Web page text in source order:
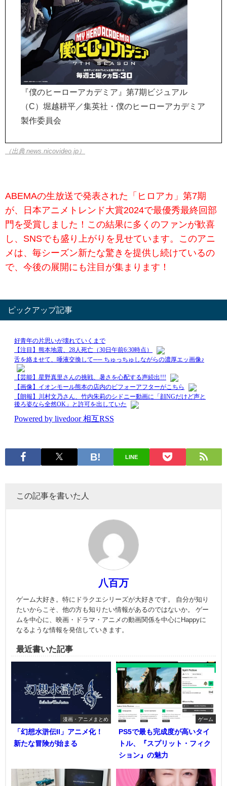
『僕のヒーローアカデミア』第7期ビジュアル
（C）堀越耕平／集英社・僕のヒーローアカデミア
製作委員会
（出典 news.nicovideo.jp）
ABEMAの生放送で発表された「ヒロアカ」第7期
が、日本アニメトレンド大賞2024で最優秀最終回部
門を受賞しました！この結果に多くのファンが歓喜
し、SNSでも盛り上がりを見せています。このアニ
メは、毎シーズン新たな驚きを提供し続けているの
で、今後の展開にも注目が集まります！
ピックアップ記事
LINE
この記事を書いた人
八百万
ゲーム大好き。特にドラクエシリーズが大好きです。 自分が知り
たいからこそ、他の方も知りたい情報があるのではないか。 ゲー
ムを中心に、映画・ドラマ・アニメの動画関係を中心にHappyに
なるような情報を発信していきます。
最近書いた記事
漫画・アニメまとめ
「幻想水滸伝II」アニメ化！
新たな冒険が始まる
ゲーム
PS5で最も完成度が高いタイ
トル、『スプリット・フィク
ション』の魅力